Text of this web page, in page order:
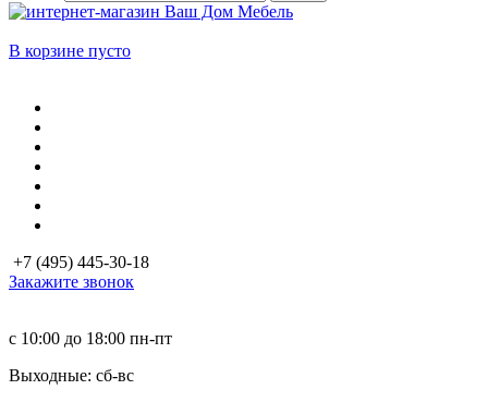
В корзине пусто
+7 (495) 445-30-18
Закажите звонок
с 10:00 до 18:00 пн-пт
Выходные: сб-вc